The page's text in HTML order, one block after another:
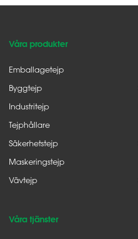
Våra produkter
Emballagetejp
Byggtejp
Industritejp
Tejphållare
Säkerhetstejp
Maskeringstejp
Vävtejp
Våra tjänster